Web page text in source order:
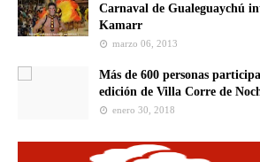
Carnaval de Gualeguaychú
Kamarr
marzo 06, 2013
Más de 600 personas
edición de Villa Corre de
enero 30, 2018